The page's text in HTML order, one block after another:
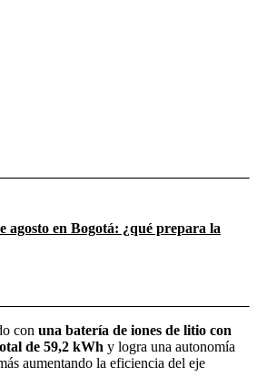
agosto en Bogotá: ¿qué prepara la
con una batería de iones de litio con
de 59,2 kWh y logra una autonomía
aumentando la eficiencia del eje